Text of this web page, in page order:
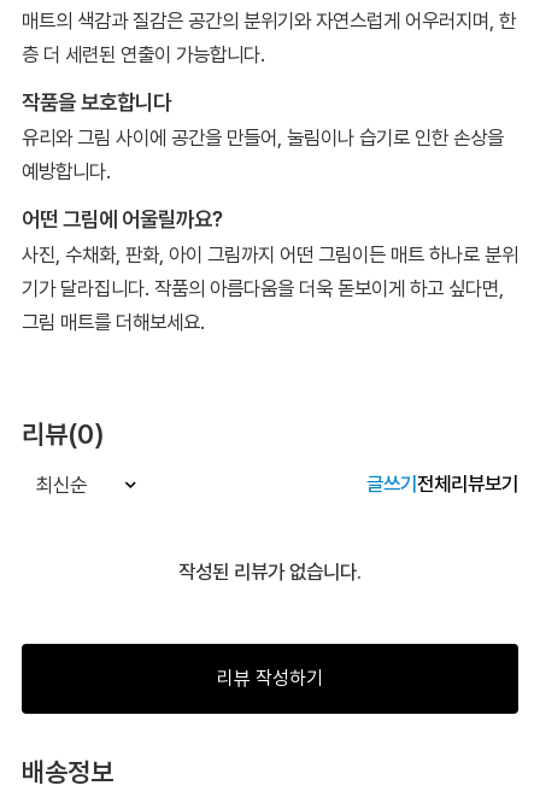
매트의 색감과 질감은 공간의 분위기와 자연스럽게 어우러지며, 한
층 더 세련된 연출이 가능합니다.
작품을 보호합니다
유리와 그림 사이에 공간을 만들어, 눌림이나 습기로 인한 손상을
예방합니다.
어떤 그림에 어울릴까요?
사진, 수채화, 판화, 아이 그림까지 어떤 그림이든 매트 하나로 분위
기가 달라집니다. 작품의 아름다움을 더욱 돋보이게 하고 싶다면,
그림 매트를 더해보세요.
리뷰(0)
최신순 글쓰기전체리뷰보기
작성된 리뷰가 없습니다.
리뷰 작성하기
배송정보